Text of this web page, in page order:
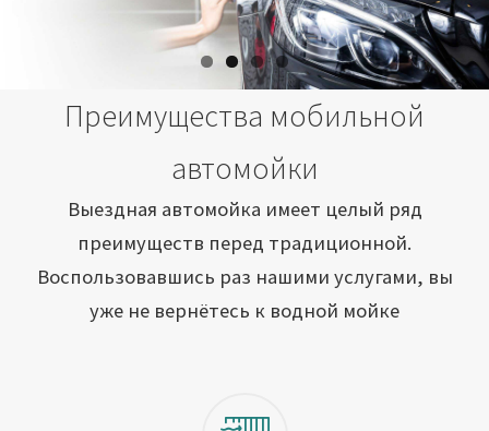
Химчистка салона
Подетальная химчистка
Как это работает
Сотрудничество
Преимущества мобильной
автомойки
Выездная автомойка имеет целый ряд
преимуществ перед традиционной.
Воспользовавшись раз нашими услугами, вы
уже не вернётесь к водной мойке